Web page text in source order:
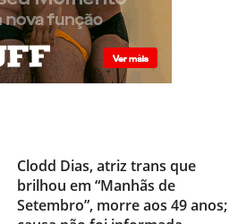
Clodd Dias, atriz trans que
brilhou em “Manhãs de
Setembro”, morre aos 49 anos;